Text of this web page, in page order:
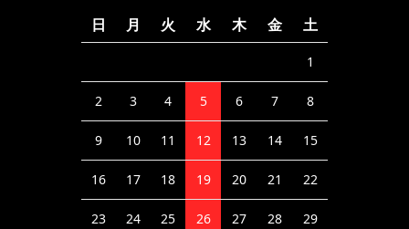
日
月 火 水 木 金 土
1
2 3 4 5 6 7 8
9 10 11 12 13 14 15
16 17 18 19 20 21 22
23 24 25 26 27 28 29